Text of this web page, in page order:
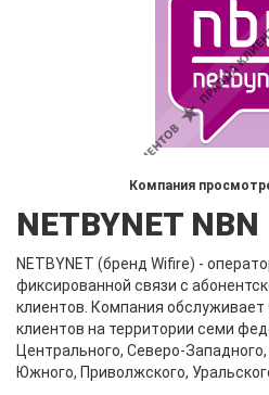
Компания
NETBYNET NBN
NETBYNET (бренд Wifire) -
фиксированной связи с
клиентов. Компания
клиентов на территории семи
Центрального, Северо-
Южного, Приволжского,